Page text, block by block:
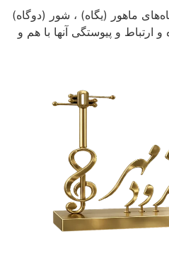
ماهور (یگاه) ، شور (دوگاه)
ارتباط و پیوستگی آنها با هم و